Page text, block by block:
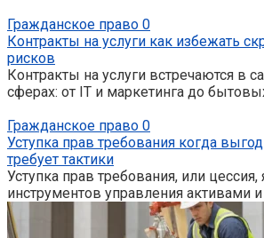
Гражданское право 0
Контракты на услуги как избежать
рисков
Контракты на услуги встречаются в
сферах: от IT и маркетинга до
Гражданское право 0
Уступка прав требования когда
требует тактики
Уступка прав требования, или цессия,
инструментов управления активами